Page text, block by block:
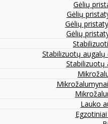
Gėlių
Gėlių
Gėlių
Gėlių
Stabilizuotų augalų
Stabilizuotų
Lauko